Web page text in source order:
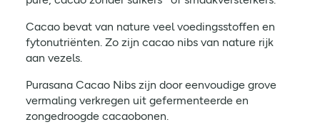
Cacao bevat van nature veel voedingsstoffen en
fytonutriënten. Zo zijn cacao nibs van nature rijk
aan vezels.
Purasana Cacao Nibs zijn door eenvoudige grove
vermaling verkregen uit gefermenteerde en
zongedroogde cacaobonen.